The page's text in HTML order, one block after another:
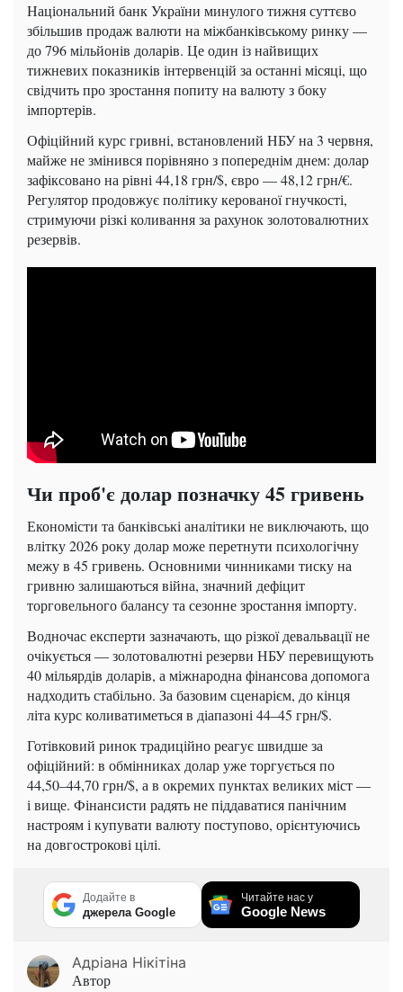
Національний банк України минулого тижня суттєво
збільшив продаж валюти на міжбанківському ринку —
до 796 мільйонів доларів. Це один із найвищих
тижневих показників інтервенцій за останні місяці, що
свідчить про зростання попиту на валюту з боку
імпортерів.
Офіційний курс гривні, встановлений НБУ на 3 червня,
майже не змінився порівняно з попереднім днем: долар
зафіксовано на рівні 44,18 грн/$, євро — 48,12 грн/€.
Регулятор продовжує політику керованої гнучкості,
стримуючи різкі коливання за рахунок золотовалютних
резервів.
Чи проб'є долар позначку 45 гривень
Економісти та банківські аналітики не виключають, що
влітку 2026 року долар може перетнути психологічну
межу в 45 гривень. Основними чинниками тиску на
гривню залишаються війна, значний дефіцит
торговельного балансу та сезонне зростання імпорту.
Водночас експерти зазначають, що різкої девальвації не
очікується — золотовалютні резерви НБУ перевищують
40 мільярдів доларів, а міжнародна фінансова допомога
надходить стабільно. За базовим сценарієм, до кінця
літа курс коливатиметься в діапазоні 44–45 грн/$.
Готівковий ринок традиційно реагує швидше за
офіційний: в обмінниках долар уже торгується по
44,50–44,70 грн/$, а в окремих пунктах великих міст —
і вище. Фінансисти радять не піддаватися панічним
настроям і купувати валюту поступово, орієнтуючись
на довгострокові цілі.
Додайте в
джерела Google
Читайте нас у
Google News
Адріана Нікітіна
Автор